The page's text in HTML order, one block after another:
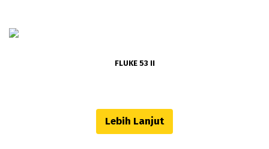
FLUKE 53 II
Lebih Lanjut